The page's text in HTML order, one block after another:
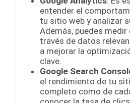
entender el
tu sitio web y analizar
Además, puedes
través de datos
a mejorar la
clave.
Google Search
el rendimiento de tu
completo como de